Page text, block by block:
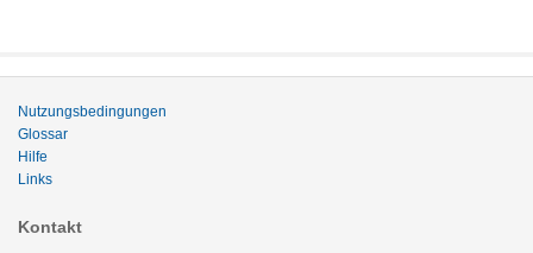
Nutzungsbedingungen
Glossar
Hilfe
Links
Kontakt